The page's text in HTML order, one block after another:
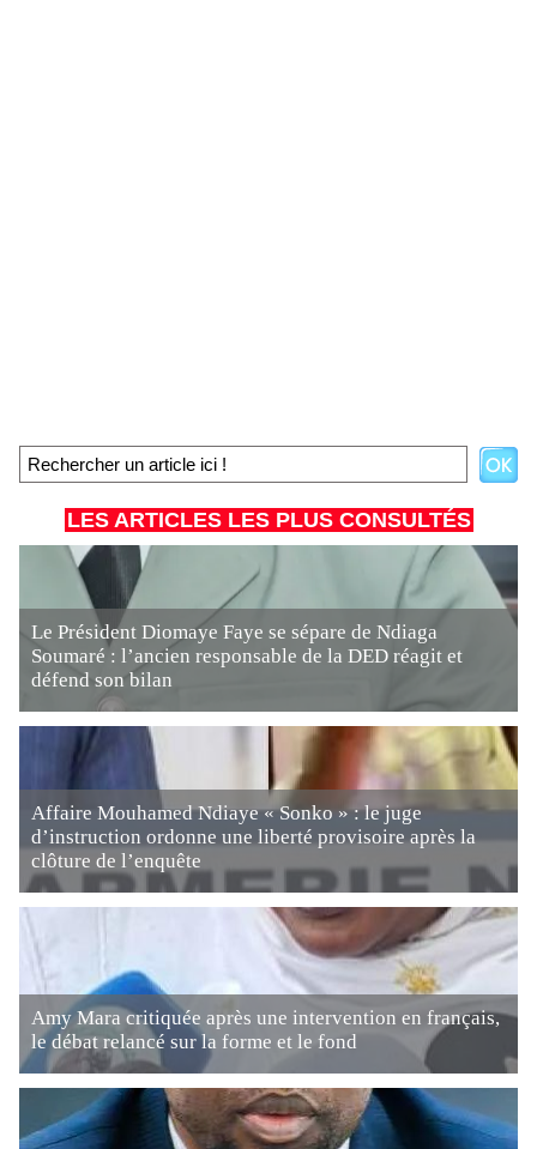
LES ARTICLES LES PLUS CONSULTÉS
Le Président Diomaye Faye se sépare de Ndiaga
Soumaré : l’ancien responsable de la DED réagit et
défend son bilan
Affaire Mouhamed Ndiaye « Sonko » : le juge
d’instruction ordonne une liberté provisoire après la
clôture de l’enquête
Amy Mara critiquée après une intervention en français,
le débat relancé sur la forme et le fond